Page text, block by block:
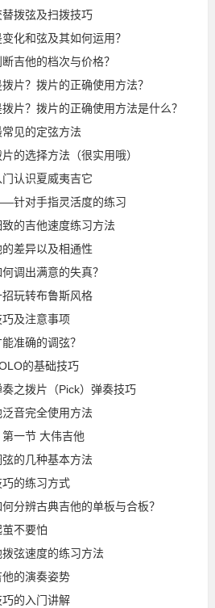
拨弦及扫拨技巧
化和弦及其如何运用？
吉他的档次与价格？
片？拨片的正确使用方法？
片？拨片的正确使用方法是什么？
见的定弦方法
的选择方法（很实用哦）
认识夏威夷吉它
针对手指灵活度的练习
的吉他速度练习方法
差异以及相通性
调出满意的失真？
玩转布鲁斯风格
及注意事项
准确的调弦？
的基础技巧
之拨片（Pick）弹奏技巧
音完全使用方法
第一节 大伟吉他
的几种基本方法
的练习方式
分辨古典吉他的单板与合板？
不要怕
弦速度的练习方法
的演奏姿势
的入门讲解